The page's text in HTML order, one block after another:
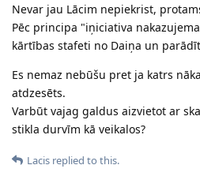
Nevar jau Lācim nepiekrist,
Pēc principa "iņiciativa
kārtības stafeti no Daiņa un
Es nemaz nebūšu pret ja katrs
atdzesēts.
Varbūt vajag galdus aizvietot ar
stikla durvīm kā veikalos?
Lacis replied to this.